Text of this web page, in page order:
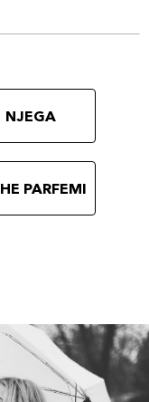
NJEGA
PARFEMI